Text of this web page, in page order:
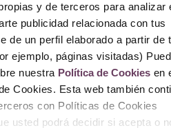
y de terceros para analizar
publicidad relacionada con tus
de un perfil elaborado a partir de
ejemplo, páginas visitadas)
nuestra Política de Cookiesen
Cookies. Esta web también
con Políticas de Cookies
usted podrá decidir si acepta o